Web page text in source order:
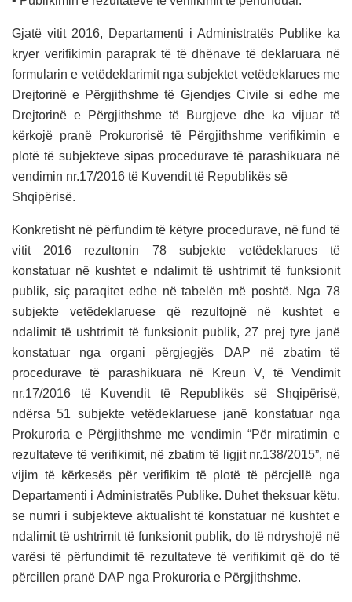
Gjatë vitit 2016, Departamenti i Administratës Publike ka
kryer verifikimin paraprak të të dhënave të deklaruara në
formularin e vetëdeklarimit nga subjektet vetëdeklarues me
Drejtorinë e Përgjithshme të Gjendjes Civile si edhe me
Drejtorinë e Përgjithshme të Burgjeve dhe ka vijuar të
kërkojë pranë Prokurorisë të Përgjithshme verifikimin e
plotë të subjekteve sipas procedurave të parashikuara në
vendimin nr.17/2016 të Kuvendit të Republikës së
Shqipërisë.
Konkretisht në përfundim të këtyre procedurave, në fund të
vitit 2016 rezultonin 78 subjekte vetëdeklarues të
konstatuar në kushtet e ndalimit të ushtrimit të funksionit
publik, siç paraqitet edhe në tabelën më poshtë. Nga 78
subjekte vetëdeklaruese që rezultojnë në kushtet e
ndalimit të ushtrimit të funksionit publik, 27 prej tyre janë
konstatuar nga organi përgjegjës DAP në zbatim të
procedurave të parashikuara në Kreun V, të Vendimit
nr.17/2016 të Kuvendit të Republikës së Shqipërisë,
ndërsa 51 subjekte vetëdeklaruese janë konstatuar nga
Prokuroria e Përgjithshme me vendimin “Për miratimin e
rezultateve të verifikimit, në zbatim të ligjit nr.138/2015”, në
vijim të kërkesës për verifikim të plotë të përcjellë nga
Departamenti i Administratës Publike. Duhet theksuar këtu,
se numri i subjekteve aktualisht të konstatuar në kushtet e
ndalimit të ushtrimit të funksionit publik, do të ndryshojë në
varësi të përfundimit të rezultateve të verifikimit që do të
përcillen pranë DAP nga Prokuroria e Përgjithshme.